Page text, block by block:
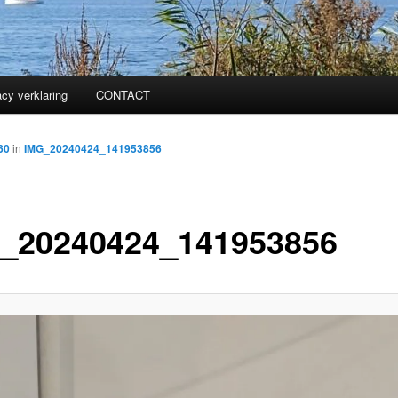
verklaring CONTACT
in IMG_20240424_141953856